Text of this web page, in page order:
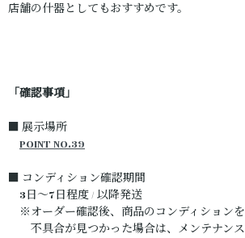
店舗の什器としてもおすすめです。
「確認事項」
■ 展示場所
POINT NO.39
■ コンディション確認期間
3日～7日程度 / 以降発送
※オーダー確認後、商品のコンディションを
不具合が見つかった場合は、メンテナンス